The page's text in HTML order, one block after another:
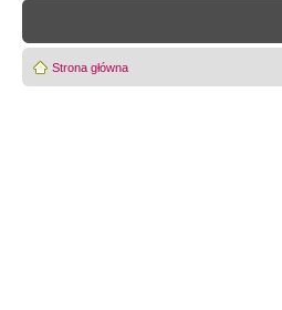
Strona główna